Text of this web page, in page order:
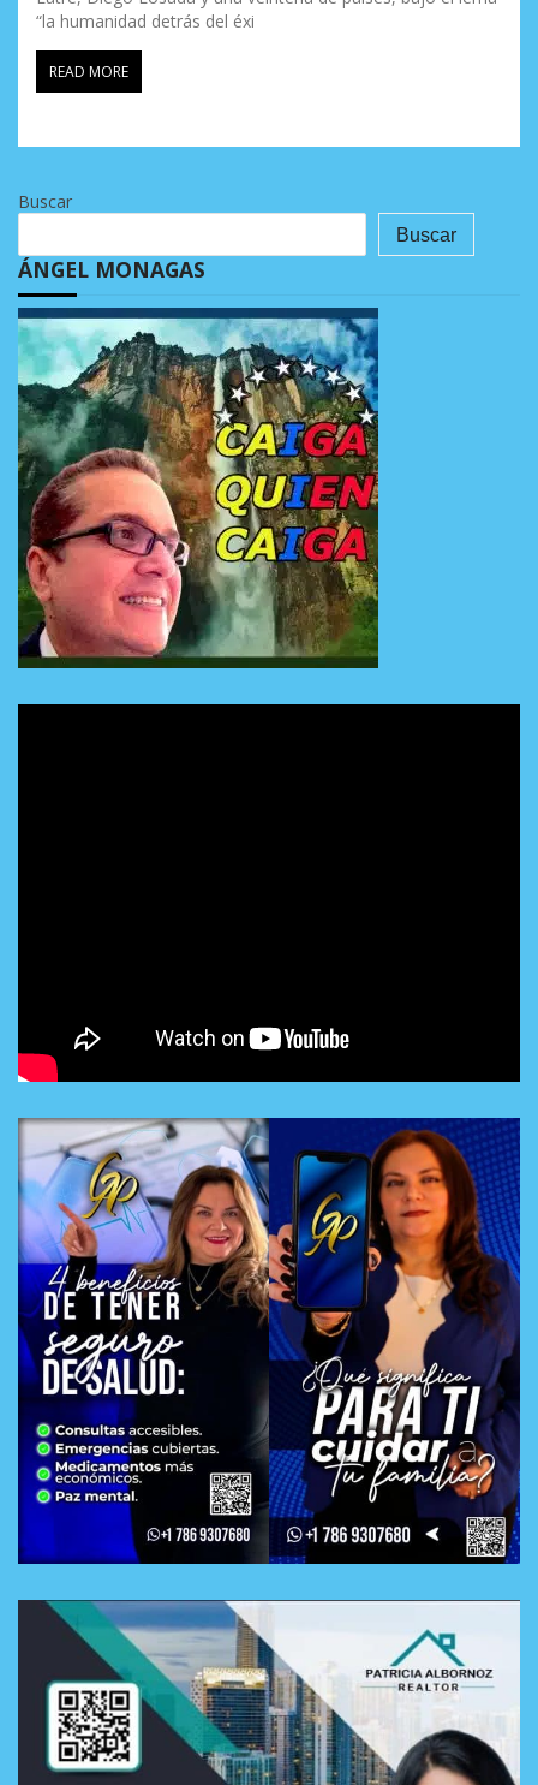
“la humanidad detrás del éxi
READ MORE
Buscar
Buscar
ÁNGEL MONAGAS